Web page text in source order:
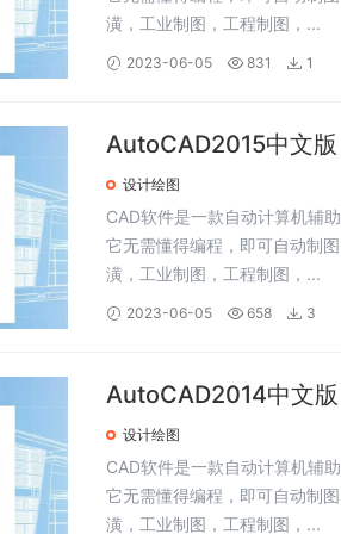
潢，工业制图，工程制图，...
2023-06-05 831 1
AutoCAD2015中文
设计绘图
CAD软件是一款自动计算机辅
它无需懂得编程，即可自动制
潢，工业制图，工程制图，...
2023-06-05 658 3
AutoCAD2014中文
设计绘图
CAD软件是一款自动计算机辅
它无需懂得编程，即可自动制
潢，工业制图，工程制图，...